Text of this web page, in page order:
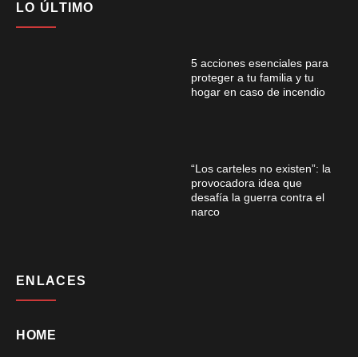
LO ÚLTIMO
5 acciones esenciales para
proteger a tu familia y tu
hogar en caso de incendio
“Los carteles no existen”: la
provocadora idea que
desafía la guerra contra el
narco
ENLACES
HOME